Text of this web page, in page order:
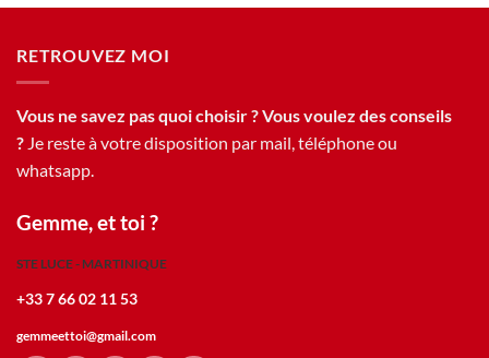
RETROUVEZ MOI
Vous ne savez pas quoi choisir ? Vous voulez des conseils
? Je reste à votre disposition par mail, téléphone ou
whatsapp.
Gemme, et toi ?
STE LUCE - MARTINIQUE
+33 7 66 02 11 53
gemmeettoi@gmail.com